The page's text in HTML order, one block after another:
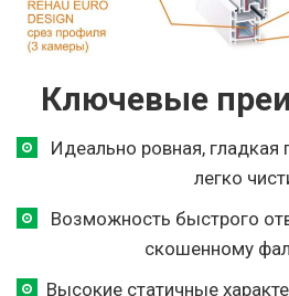
Ключевые
Идеально ровная, гладкая
легко
Возможность быстрого
скошенному
Высокие статичные